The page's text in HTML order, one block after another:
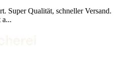
Super Qualität, schneller Versand.
a...